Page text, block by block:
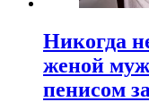
Никогда
женой
пенисом